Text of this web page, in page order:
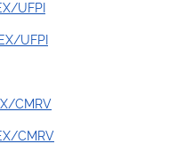
UFPI
UFPI
CMRV
CMRV